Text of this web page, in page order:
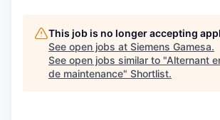
This job is no longer accepting
See open jobs at Siemens Gamesa.
See open jobs similar to "Alternant
de maintenance" Shortlist.